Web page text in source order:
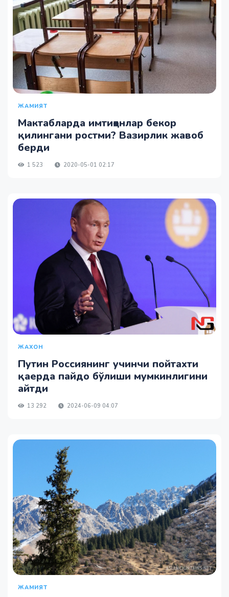
ЖАМИЯТ
Мактабларда имтиҳонлар бекор
қилингани ростми? Вазирлик жавоб
берди
1 523 2020-05-01 02:17
ЖАХОН
Путин Россиянинг учинчи пойтахти
қаерда пайдо бўлиши мумкинлигини
айтди
13 292 2024-06-09 04:07
ЖАМИЯТ